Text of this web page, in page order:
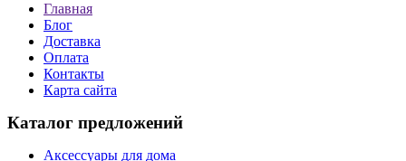
Главная
Блог
Доставка
Оплата
Контакты
Карта сайта
Каталог предложений
Аксессуары для дома